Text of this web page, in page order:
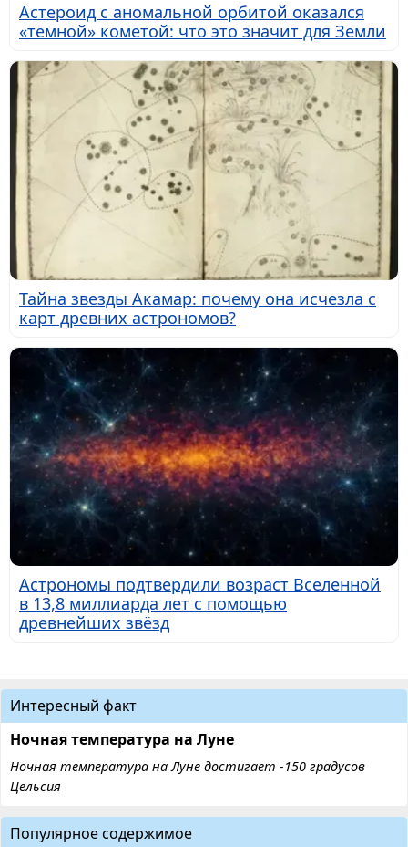
Астероид с аномальной орбитой оказался
«темной» кометой: что это значит для Земли
Тайна звезды Акамар: почему она исчезла с
карт древних астрономов?
Астрономы подтвердили возраст Вселенной
в 13,8 миллиарда лет с помощью
древнейших звёзд
Интересный факт
Ночная температура на Луне
Ночная температура на Луне достигает -150 градусов
Цельсия
Популярное содержимое